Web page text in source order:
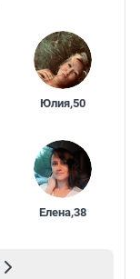
Юлия,50
Елена,38